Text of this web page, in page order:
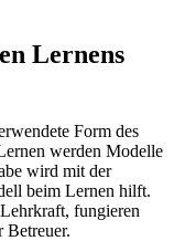
Lernens
Form des
werden Modelle
wird mit der
beim Lernen hilft.
fungieren
Betreuer.